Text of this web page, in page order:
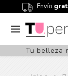
Envío
Tu belleza